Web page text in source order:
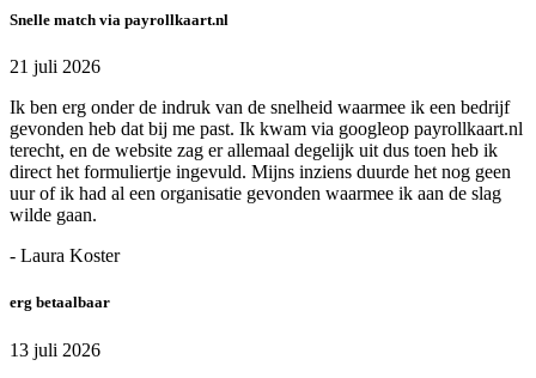
Snelle match via payrollkaart.nl
21 juli 2026
Ik ben erg onder de indruk van de snelheid waarmee ik een bedrijf
gevonden heb dat bij me past. Ik kwam via googleop payrollkaart.nl
terecht, en de website zag er allemaal degelijk uit dus toen heb ik
direct het formuliertje ingevuld. Mijns inziens duurde het nog geen
uur of ik had al een organisatie gevonden waarmee ik aan de slag
wilde gaan.
- Laura Koster
erg betaalbaar
13 juli 2026